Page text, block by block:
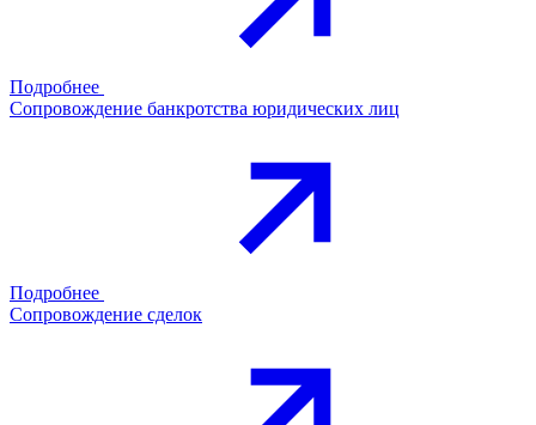
Подробнее
Сопровождение банкротства юридических лиц
Подробнее
Сопровождение сделок